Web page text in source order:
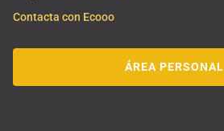
Contacta con Ecooo
ÁREA PERSONAL